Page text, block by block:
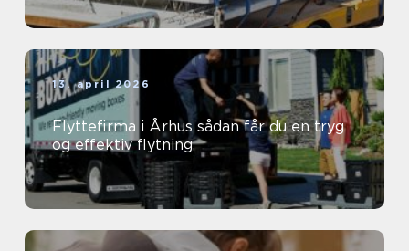
13. april 2026
Flyttefirma i Århus sådan får du en tryg
og effektiv flytning